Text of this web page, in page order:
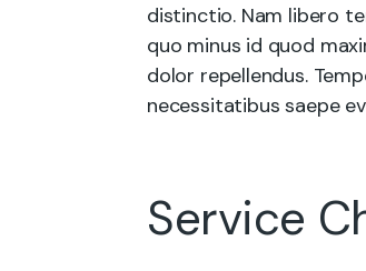
distinctio. Nam libero
quo minus id quod
dolor repellendus.
necessitatibus saepe
Service